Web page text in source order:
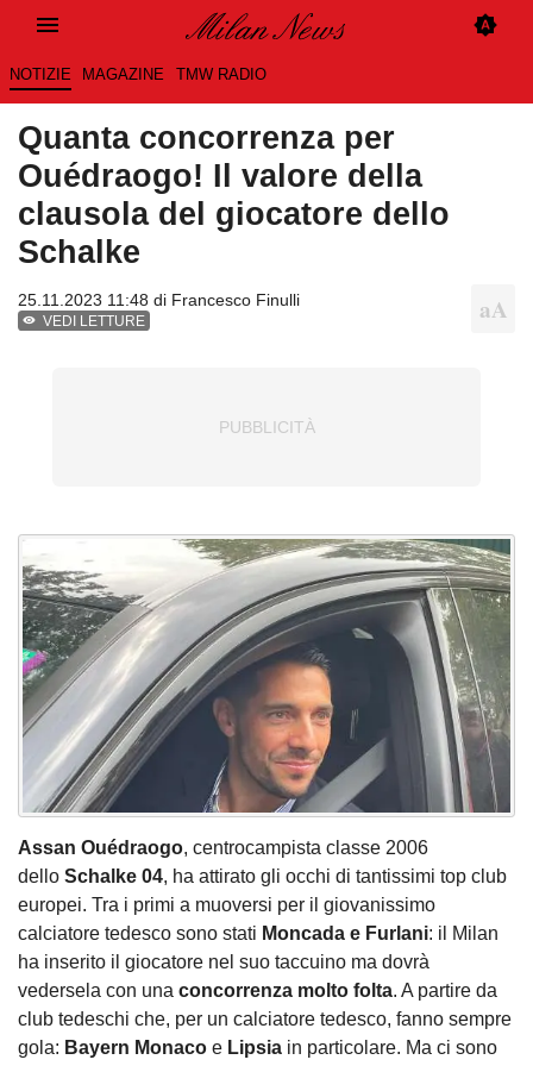
NOTIZIE MAGAZINE TMW RADIO
Quanta concorrenza per
Ouédraogo! Il valore della
clausola del giocatore dello
Schalke
25.11.2023 11:48 di Francesco Finulli
VEDI LETTURE
Assan Ouédraogo, centrocampista classe 2006
dello Schalke 04, ha attirato gli occhi di tantissimi top club
europei. Tra i primi a muoversi per il giovanissimo
calciatore tedesco sono stati Moncada e Furlani: il Milan
ha inserito il giocatore nel suo taccuino ma dovrà
vedersela con una concorrenza molto folta. A partire da
club tedeschi che, per un calciatore tedesco, fanno sempre
gola: Bayern Monaco e Lipsia in particolare. Ma ci sono